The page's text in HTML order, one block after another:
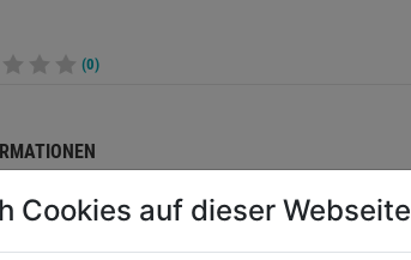
(0)
Cookies auf dieser Webseite